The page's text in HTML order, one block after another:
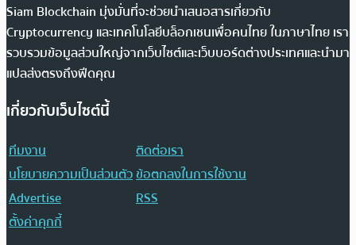
Siam Blockchain มุ่งมั่นที่จะช่วยนำเสนอสารเกี่ยวกับ
Cryptocurrency และเทคโนโลยีบล็อกเชนเพื่อคนไทย ในภาษาไทย เรา
รวบรวมข้อมูลส่วนใหญ่จากเว็บไซต์และเว็บบอร์ดต่างประเทศและนำมา
แปลส่งตรงถึงฟีดคุณ
เกี่ยวกับเว็บไซต์นี้
ทีมงาน
ติดต่อเรา
นโยบายความเป็นส่วนตัวข้อตกลงในการใช้งาน
Advertise
RSS
ตั้งค่าคุกกี้